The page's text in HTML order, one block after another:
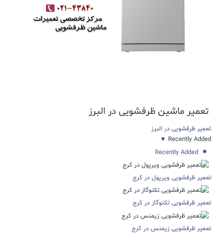
تعمیر ماشین ظرفشویی در البرز
تعمیر ظرفشویی در البرز
Recently Added
▼
Recently Added
تعمیر ظرفشویی ویرپول در کرج
تعمیر ظرفشویی تکنوگاز در کرج
تعمیر ظرفشویی زیمنس در کرج